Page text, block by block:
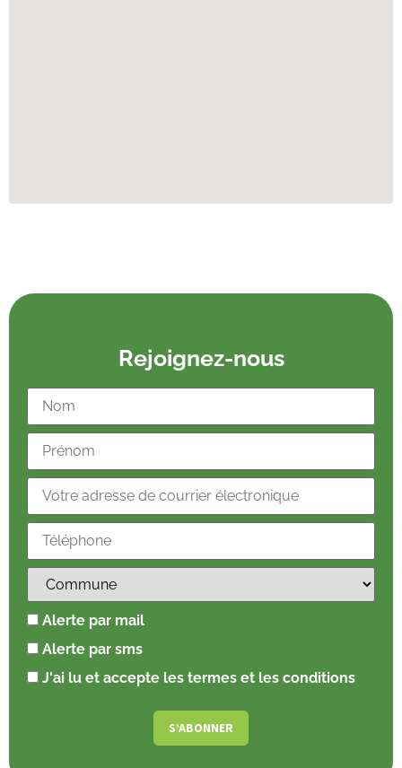
Rejoignez-nous
Alerte par mail
Alerte par sms
J'ai lu et accepte les termes et les conditions